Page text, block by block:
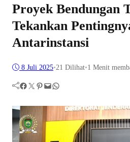
Proyek Bendungan
Tekankan
Antarinstansi
8 Juli 2025•21 Dilihat•1 Menit
Facebook Twitter Pinterest Mail WhatsApp